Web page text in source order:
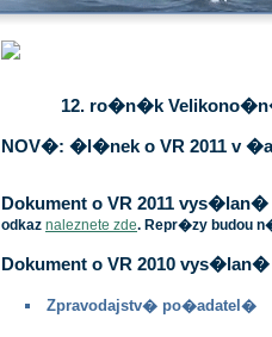
12. ro�n�k
NOV�: �l�nek o VR 2011 v
Dokument o VR 2011
odkaz naleznete zde. Repr�zy budou
Dokument o VR 2010
Zpravodajstv� po�adatel�